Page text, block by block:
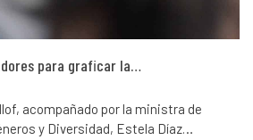
para graficar la…
acompañado por la ministra de
y Diversidad, Estela Díaz…